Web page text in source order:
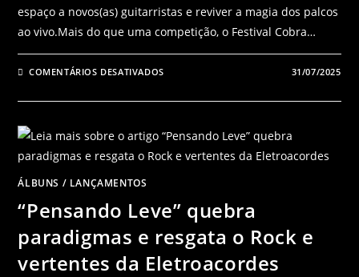
espaço a novos(as) guitarristas e reviver a magia dos palcos
ao vivo.Mais do que uma competição, o Festival Cobra…
COMENTÁRIOS DESATIVADOS 31/07/2025
ÁLBUNS / LANÇAMENTOS
“Pensando Leve” quebra
paradigmas e resgata o Rock e
vertentes da Eletroacordes